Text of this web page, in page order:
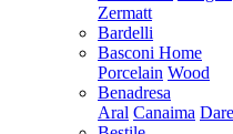
Zermatt
Bardelli
Basconi Home
Porcelain Wood
Benadresa
Aral Canaima